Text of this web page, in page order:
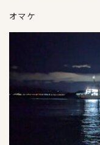
オマケ